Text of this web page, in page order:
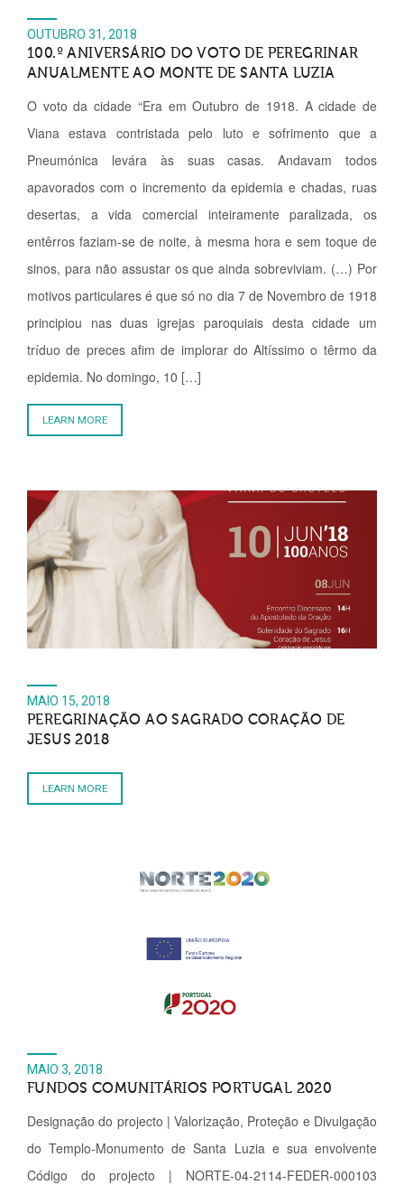
OUTUBRO 31, 2018
100.º ANIVERSÁRIO DO VOTO DE PEREGRINAR
ANUALMENTE AO MONTE DE SANTA LUZIA
O voto da cidade “Era em Outubro de 1918. A cidade de
Viana estava contristada pelo luto e sofrimento que a
Pneumónica levára às suas casas. Andavam todos
apavorados com o incremento da epidemia e chadas, ruas
desertas, a vida comercial inteiramente paralizada, os
entêrros faziam-se de noite, à mesma hora e sem toque de
sinos, para não assustar os que ainda sobreviviam. (…) Por
motivos particulares é que só no dia 7 de Novembro de 1918
principiou nas duas igrejas paroquiais desta cidade um
tríduo de preces afim de implorar do Altíssimo o têrmo da
epidemia. No domingo, 10 […]
LEARN MORE
MAIO 15, 2018
PEREGRINAÇÃO AO SAGRADO CORAÇÃO DE
JESUS 2018
LEARN MORE
MAIO 3, 2018
FUNDOS COMUNITÁRIOS PORTUGAL 2020
Designação do projecto | Valorização, Proteção e Divulgação
do Templo-Monumento de Santa Luzia e sua envolvente
Código do projecto | NORTE-04-2114-FEDER-000103